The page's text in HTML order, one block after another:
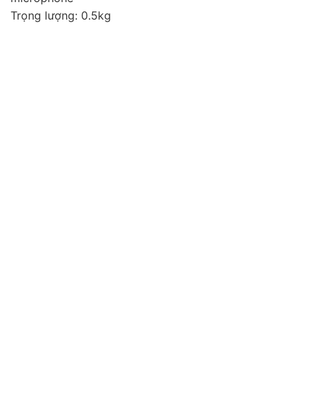
Trọng lượng: 0.5kg